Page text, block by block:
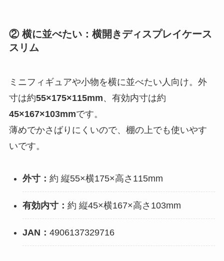
② 横に並べたい：横開きディスプレイケース
スリム
ミニフィギュアや小物を横に並べたい人向け。外
寸は約55×175×115mm、有効内寸は約
45×167×103mmです。
薄めでかさばりにくいので、棚の上でも使いやす
いです。
外寸： 約 縦55×横175×高さ115mm
有効内寸： 約 縦45×横167×高さ103mm
JAN： 4906137329716